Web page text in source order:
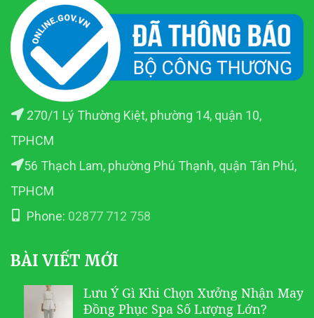
270/1 Lý Thường Kiệt, phường 14, quận 10,
TPHCM
56 Thạch Lam, phường Phú Thạnh, quận Tân Phú,
TPHCM
Phone: 02877 712 758
BÀI VIẾT MỚI
Lưu Ý Gì Khi Chọn Xưởng Nhận May
Đồng Phục Spa Số Lượng Lớn?